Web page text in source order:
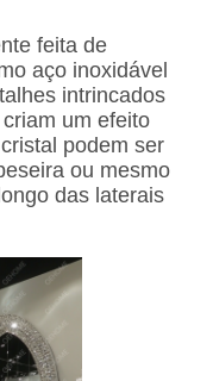
feita de
aço inoxidável
intrincados
um efeito
podem ser
ou mesmo
das laterais